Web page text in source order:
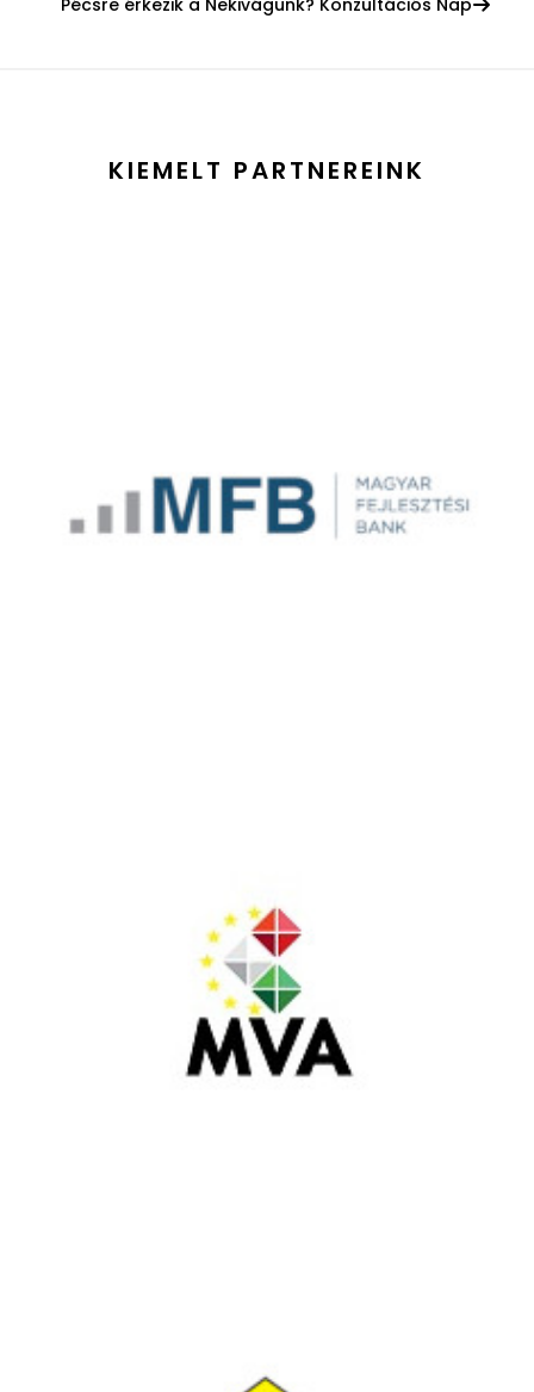
Pécsre érkezik a Nekivágunk? Konzultációs Nap
KIEMELT PARTNEREINK